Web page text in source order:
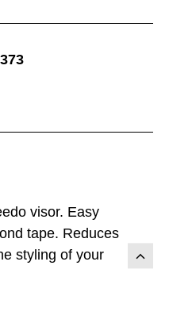
visor. Easy
tape. Reduces
styling of your